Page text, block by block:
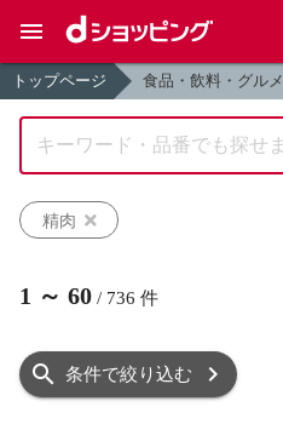
トップページ 食品・飲料・グルメ
精肉
1 ～ 60 / 736 件
条件で絞り込む